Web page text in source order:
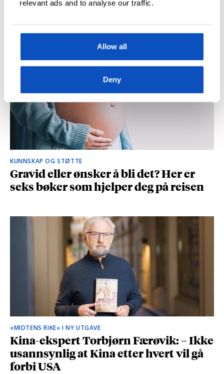
relevant ads and to analyse our traffic.
Allow all
Deny
og spionasje ble helt uinteressant i
KUNNSKAP OG STØTTE
Gravid eller ønsker å bli det? Her er
seks bøker som hjelper deg på reisen
«MIDTENS RIKE» I NY UTGAVE
Kina-ekspert Torbjørn Færøvik: – Ikke
usannsynlig at Kina etter hvert vil gå
forbi USA